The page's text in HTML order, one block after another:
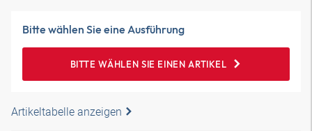
Bitte wählen Sie eine Ausführung
BITTE WÄHLEN SIE EINEN ARTIKEL
Artikeltabelle anzeigen